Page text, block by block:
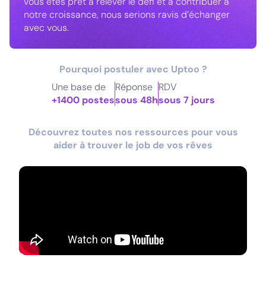
notre croissance, nous serions ravis d’échanger
avec vous.
Pourquoi postuler avec Uptoo ?
Une base de
+1400 postes
Réponse
sous 48h
RDV
sous 7 jours
Découvrez toutes nos ressources pour vous
aider à trouver le job de vos rêves